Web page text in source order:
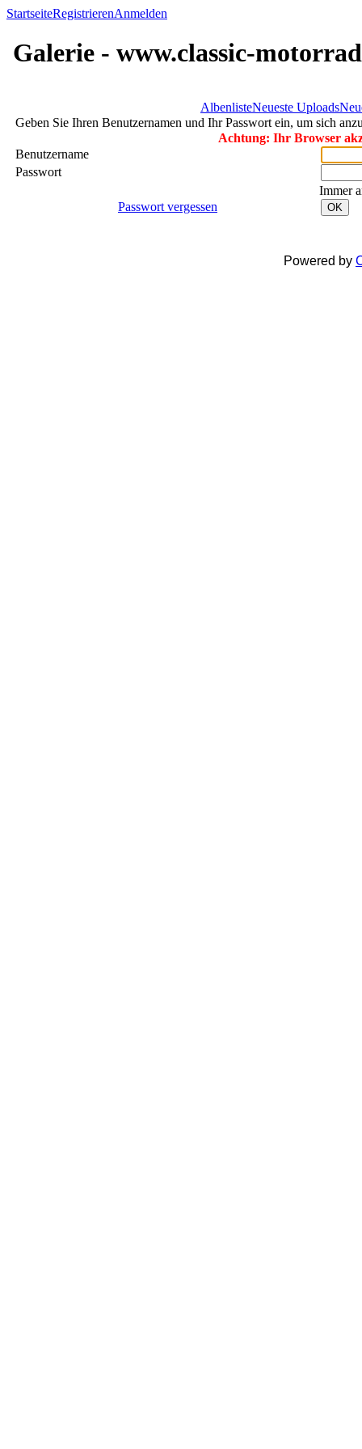
StartseiteRegistrierenAnmelden
Galerie - www.classic-
AlbenlisteNeueste Uploads
Geben Sie Ihren Benutzernamen und Ihr Passwort ein, um sich
Achtung: Ihr Browser
Benutzername
Passwort
Immer
Passwort vergessen
OK
Powered by